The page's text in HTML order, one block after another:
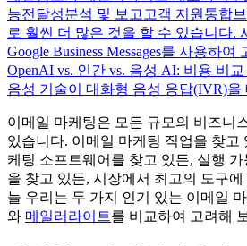
능전달성분석 및 보고 고객 지원 통합
로 훨씬 더 많은 것을 할 수 있습니다.
Google Business Messages를 사용하
OpenAI vs. 인간 vs. 음성 AI: 비용 비교
음성 기술이 대화형 음성 응답(IVR)을
이메일 마케팅은 모든 규모의 비즈니
있습니다. 이메일 마케팅 직업을 찾고
케팅 소프트웨어를 찾고 있든, 실행
을 찾고 있든, 시장에서 최고의 도구
늘 우리는 두 가지 인기 있는 이메일
와 메일러라이트를 비교하여 고려해